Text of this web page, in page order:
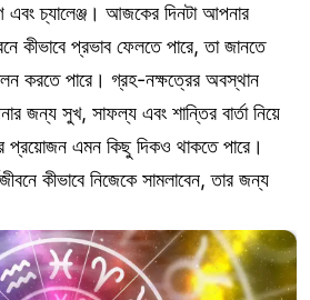
এবং চ্যালেঞ্জ। আজকের দিনটা আপনার
কীভাবে প্রভাব ফেলতে পারে, তা জানতে
করতে পারে। গ্রহ-নক্ষত্রের অবস্থান
জন্য সুখ, সাফল্য এবং শান্তির বার্তা নিয়ে
প্রয়োজন এমন কিছু দিকও থাকতে পারে।
কীভাবে নিজেকে সামলাবেন, তার জন্য